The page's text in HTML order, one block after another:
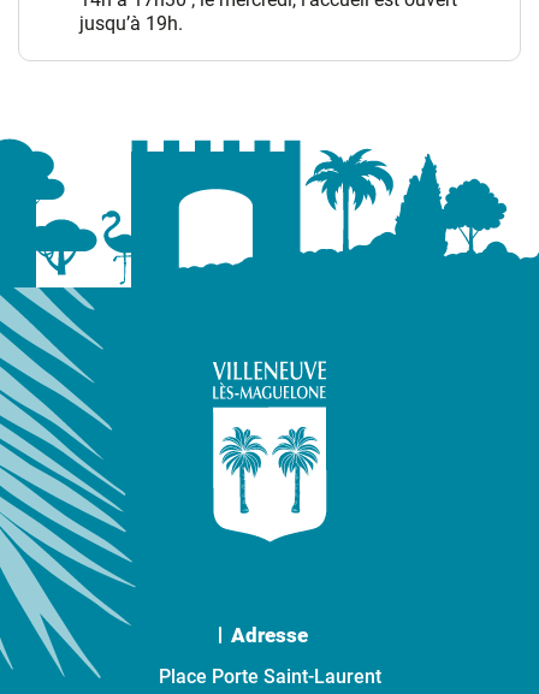
jusqu’à 19h.
Adresse
Place Porte Saint-Laurent